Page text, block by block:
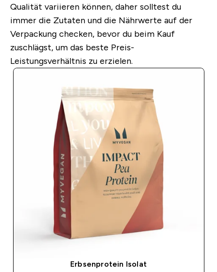
Qualität variieren können, daher solltest du
immer die Zutaten und die Nährwerte auf der
Verpackung checken, bevor du beim Kauf
zuschlägst, um das beste Preis-
Leistungsverhältnis zu erzielen.
Erbsenprotein Isolat